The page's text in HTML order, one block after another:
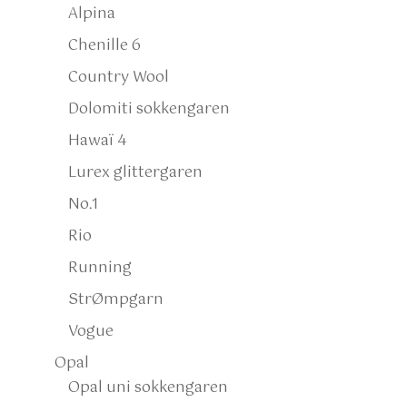
Alpina
Chenille 6
Country Wool
Dolomiti sokkengaren
Hawaï 4
Lurex glittergaren
No.1
Rio
Running
StrØmpgarn
Vogue
Opal
Opal uni sokkengaren